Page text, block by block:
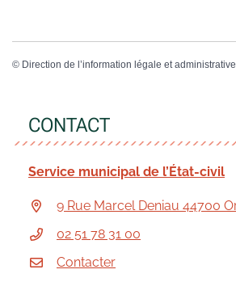
© Direction de l’information légale et administrative
CONTACT
Service municipal de l’État-civil
9 Rue Marcel Deniau 44700
02 51 78 31 00
Contacter